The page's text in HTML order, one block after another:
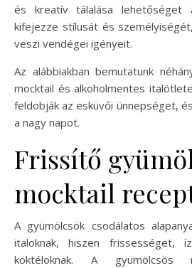
és kreatív tálalása
kifejezze stílusát és
veszi vendégei igényeit.
Az alábbiakban bemutatunk
mocktail és alkoholmentes
feldobják az esküvői ünnepséget,
a nagy napot.
Frissítő
mocktail
A gyümölcsök csodálatos
italoknak, hiszen
koktéloknak. A gyümölcsös